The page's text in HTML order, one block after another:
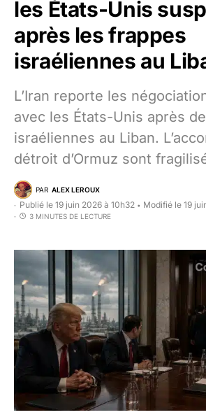
les États-Unis
après les frappes
israéliennes au
L’Iran reporte les
avec les États-Unis après
israéliennes au Liban.
détroit d’Ormuz sont
PAR ALEX LEROUX
Publié le 19 juin 2026 à 10h32 • Modifié le 19
3 MINUTES DE LECTURE